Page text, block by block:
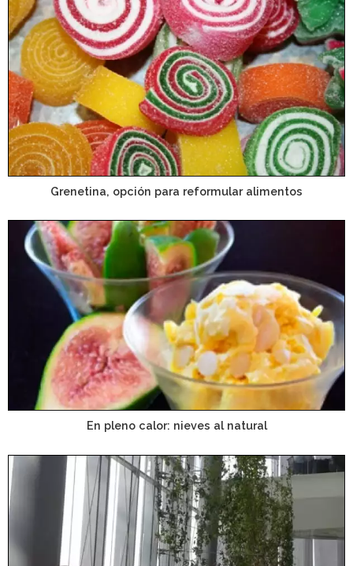
Grenetina, opción para reformular alimentos
En pleno calor: nieves al natural